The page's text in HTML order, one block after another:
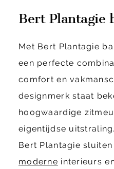
Bert Plantagie
Met Bert Plantagie
een perfecte
comfort en
designmerk staat
hoogwaardige
eigentijdse
Bert Plantagie
moderne interieurs